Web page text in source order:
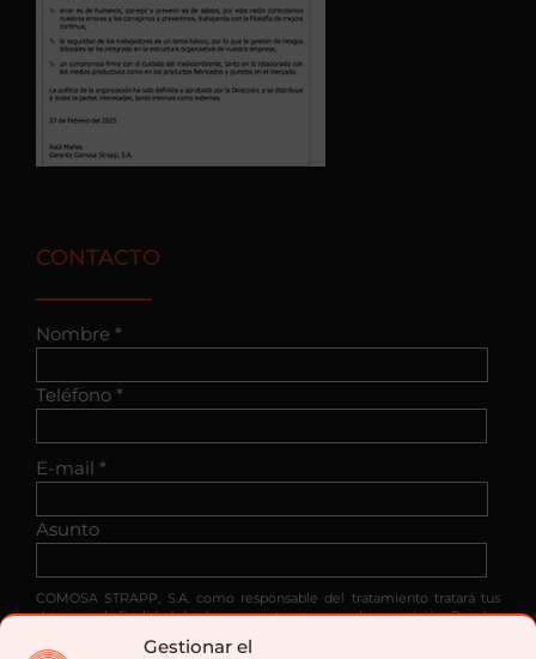
Gestionar el
CONTACTO
Nombre *
Teléfono *
E-mail *
Asunto
COMOSA STRAPP, S.A. como responsable del tratamiento tratará tus
datos con la finalidad de dar respuesta a tu consulta o petición. Puedes
consultando la información adicional y detallada sobre protección de